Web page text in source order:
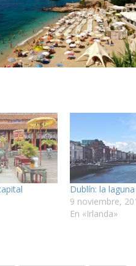
Dublín: la
9 noviembre,
En «Irlanda»